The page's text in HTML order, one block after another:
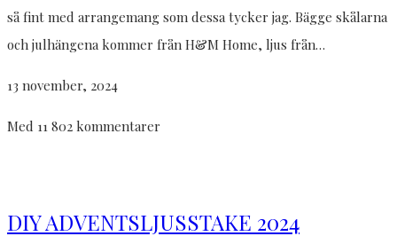
så fint med arrangemang som dessa tycker jag. Bägge skålarna
och julhängena kommer från H&M Home, ljus från…
13 november, 2024
Med 11 802 kommentarer
DIY ADVENTSLJUSSTAKE 2024